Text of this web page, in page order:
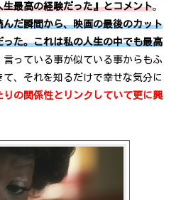
最高の経験だった』とコメント。
だ瞬間から、映画の最後のカット
た。これは私の人生の中でも最高
言っている事が似ている事からもふ
、それを知るだけで幸せな気分に
りの関係性とリンクしていて更に興